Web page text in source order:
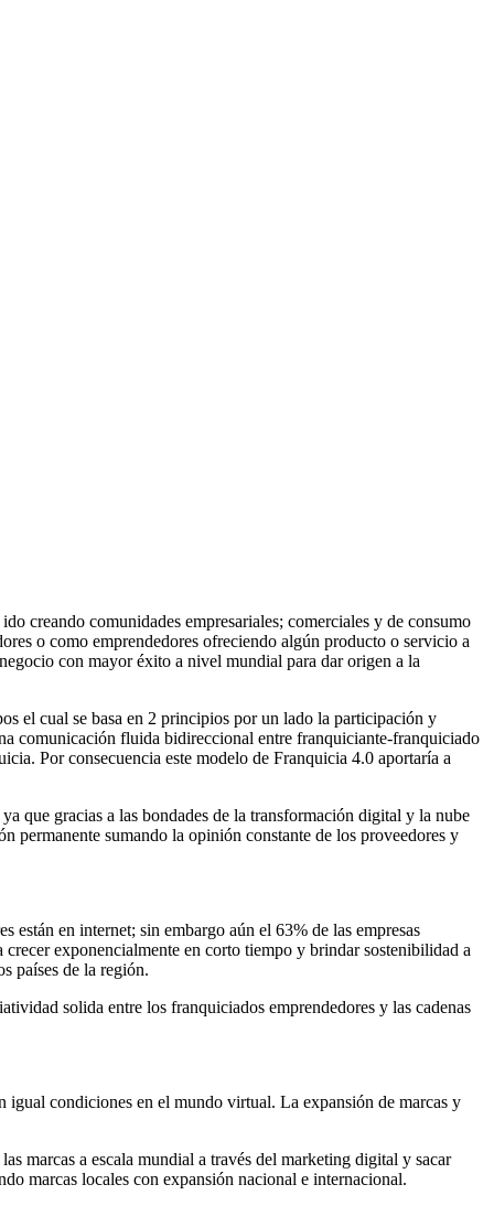
creando comunidades empresariales; comerciales y de consumo
o como emprendedores ofreciendo algún producto o servicio a
con mayor éxito a nivel mundial para dar origen a la
el cual se basa en 2 principios por un lado la participación y
comunicación fluida bidireccional entre franquiciante-franquiciado
Por consecuencia este modelo de Franquicia 4.0 aportaría a
que gracias a las bondades de la transformación digital y la nube
permanente sumando la opinión constante de los proveedores y
están en internet; sin embargo aún el 63% de las empresas
exponencialmente en corto tiempo y brindar sostenibilidad a
países de la región.
solida entre los franquiciados emprendedores y las cadenas
igual condiciones en el mundo virtual. La expansión de marcas y
marcas a escala mundial a través del marketing digital y sacar
marcas locales con expansión nacional e internacional.